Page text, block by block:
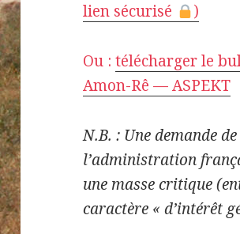
lien sécurisé
)
Ou :télécharger le
Amon-Rê — ASPEKT
N.B. : Une demande
l’administration
une masse critique
caractère « d’intérêt